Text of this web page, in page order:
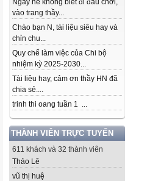
Ngày hè không biết đi đâu chơi,
vào trang thầy...
Chào bạn N, tài liệu siêu hay và
chỉn chu...
Quy chế làm việc của Chi bộ
nhiệm kỳ 2025-2030...
Tài liệu hay, cảm ơn thầy HN đã
chia sẻ....
trinh thi oang tuần 1 ...
THÀNH VIÊN TRỰC TUYẾN
611 khách và 32 thành viên
Thảo Lê
vũ thị huệ